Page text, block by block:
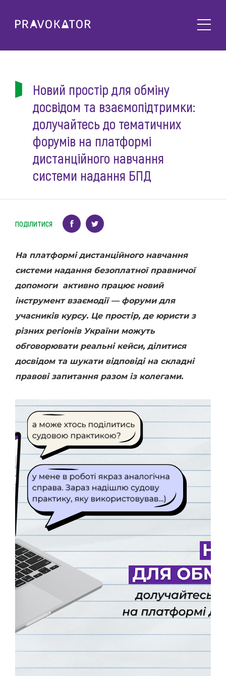
Про клуб
PRAVOKATOR.Одеса
Заходи
Майбутні
Минулі
Новини
Події
Корисне
Статті
Напрацювання та продукти
Е-навчання
Контакти
uk
Новий простір для обміну
досвідом та взаємопідтримки:
долучайтесь до тематичних
форумів на платформі
дистанційного навчання
системи надання БПД
ПОДІЛИТИСЯ
На платформі дистанційного навчання
системи надання безоплатної правничої
допомоги активно працює новий
інструмент взаємодії — форуми для
учасників курсу. Це простір, де юристи з
різних регіонів України можуть
обговорювати реальні кейси, ділитися
досвідом та шукати відповіді на складні
правові запитання разом із колегами.